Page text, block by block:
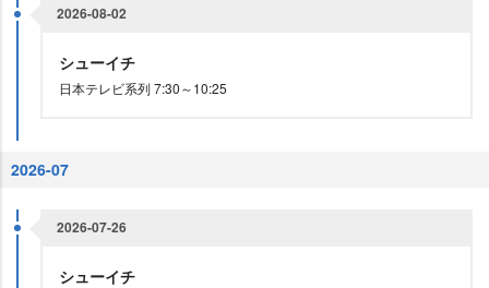
2026-08-02
シューイチ
日本テレビ系列 7:30～10:25
2026-07
2026-07-26
シューイチ